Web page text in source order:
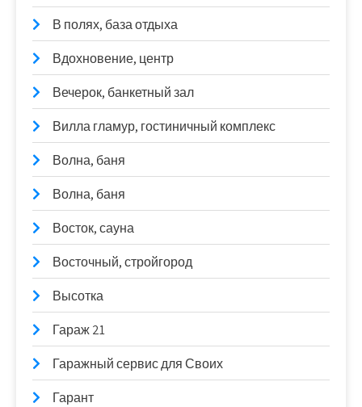
В полях, база отдыха
Вдохновение, центр
Вечерок, банкетный зал
Вилла гламур, гостиничный комплекс
Волна, баня
Волна, баня
Восток, сауна
Восточный, стройгород
Высотка
Гараж 21
Гаражный сервис для Своих
Гарант